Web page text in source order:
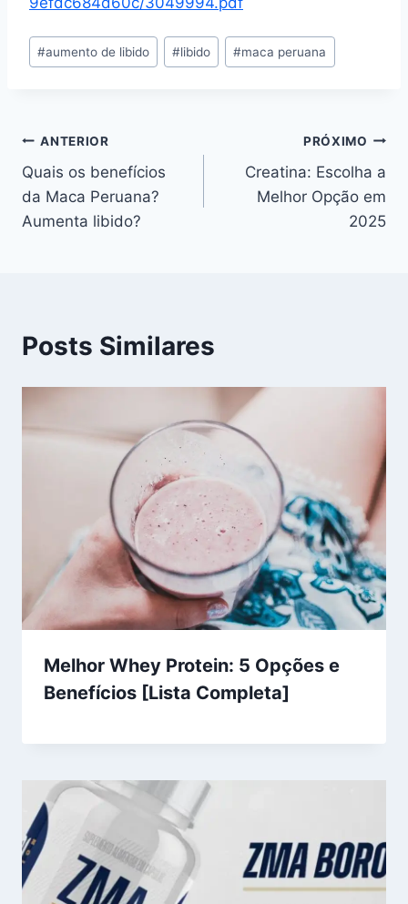
Tags
do
#aumento de libido #libido #maca peruana
Navegação
de
Post
ANTERIOR
Quais os benefícios
da Maca Peruana?
Aumenta libido?
PRÓXIMO
Creatina: Escolha a
Melhor Opção em
2025
Posts Similares
Melhor Whey Protein: 5 Opções e
Benefícios [Lista Completa]